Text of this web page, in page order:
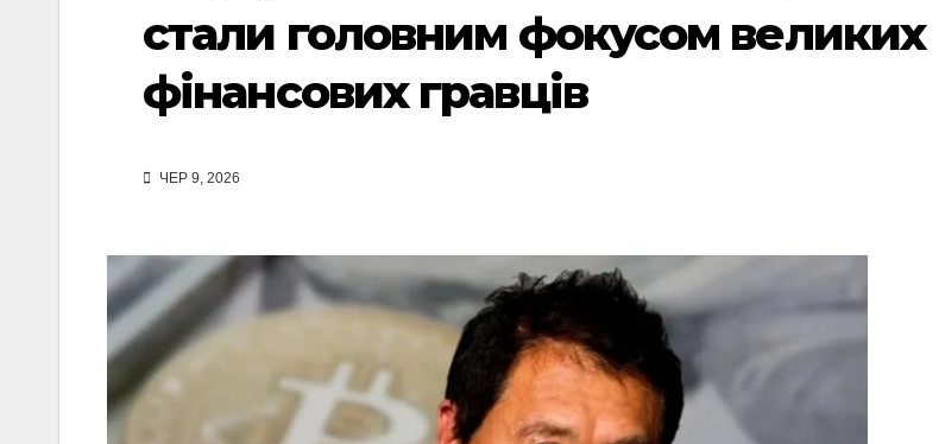
стали головним фокусом великих
фінансових гравців
ЧЕР 9, 2026